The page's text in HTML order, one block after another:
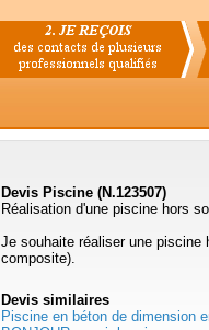
Devis Piscine (N.123507)
Réalisation d'une piscine hors
Je souhaite réaliser une piscine
composite).
Devis similaires
Piscine en béton de dimension